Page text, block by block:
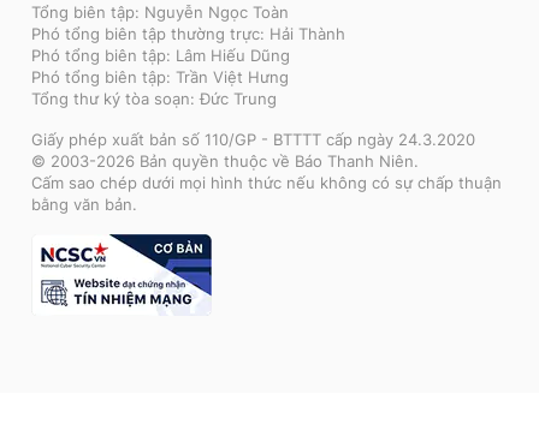
Tổng biên tập: Nguyễn Ngọc Toàn
Phó tổng biên tập thường trực: Hải Thành
Phó tổng biên tập: Lâm Hiếu Dũng
Phó tổng biên tập: Trần Việt Hưng
Tổng thư ký tòa soạn: Đức Trung
Giấy phép xuất bản số 110/GP - BTTTT cấp ngày 24.3.2020
© 2003-2026 Bản quyền thuộc về Báo Thanh Niên.
Cấm sao chép dưới mọi hình thức nếu không có sự chấp thuận
bằng văn bản.